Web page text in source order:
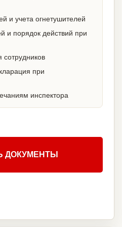
и учета огнетушителей
и порядок действий при
при
инспектора
ДОКУМЕНТЫ